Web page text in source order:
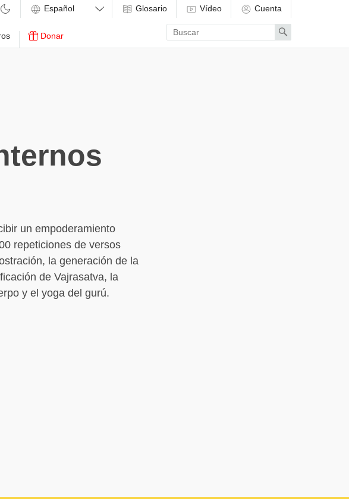
Donar
Glosario Vídeo Cuenta
Enter
search
term
Search
un empoderamiento
repeticiones de versos
la generación de la
de Vajrasatva, la
y el yoga del gurú.